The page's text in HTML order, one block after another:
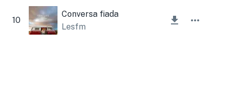
10
Conversa fiada
Lesfm